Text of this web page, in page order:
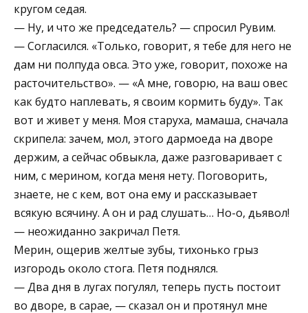
кругом седая.
— Ну, и что же председатель? — спросил Рувим.
— Согласился. «Только, говорит, я тебе для него не
дам ни полпуда овса. Это уже, говорит, похоже на
расточительство». — «А мне, говорю, на ваш овес
как будто наплевать, я своим кормить буду». Так
вот и живет у меня. Моя старуха, мамаша, сначала
скрипела: зачем, мол, этого дармоеда на дворе
держим, а сейчас обвыкла, даже разговаривает с
ним, с мерином, когда меня нету. Поговорить,
знаете, не с кем, вот она ему и рассказывает
всякую всячину. А он и рад слушать… Но-о, дьявол!
— неожиданно закричал Петя.
Мерин, ощерив желтые зубы, тихонько грыз
изгородь около стога. Петя поднялся.
— Два дня в лугах погулял, теперь пусть постоит
во дворе, в сарае, — сказал он и протянул мне